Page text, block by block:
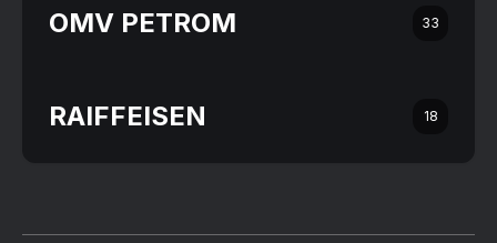
OMV PETROM 33
RAIFFEISEN 18